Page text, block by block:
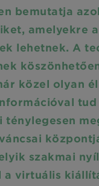
bemutatja
amelyekre a
lehetnek. A
közel olyan
tud
ténylegesen
szakmai
a virtuális